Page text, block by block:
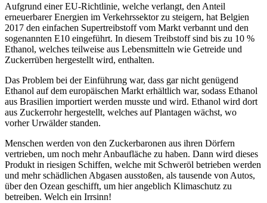
Aufgrund einer EU-Richtlinie, welche verlangt, den Anteil
erneuerbarer Energien im Verkehrssektor zu steigern, hat Belgien
2017 den einfachen Supertreibstoff vom Markt verbannt und den
sogenannten E10 eingeführt. In diesem Treibstoff sind bis zu 10 %
Ethanol, welches teilweise aus Lebensmitteln wie Getreide und
Zuckerrüben hergestellt wird, enthalten.
Das Problem bei der Einführung war, dass gar nicht genügend
Ethanol auf dem europäischen Markt erhältlich war, sodass Ethanol
aus Brasilien importiert werden musste und wird. Ethanol wird dort
aus Zuckerrohr hergestellt, welches auf Plantagen wächst, wo
vorher Urwälder standen.
Menschen werden von den Zuckerbaronen aus ihren Dörfern
vertrieben, um noch mehr Anbaufläche zu haben. Dann wird dieses
Produkt in riesigen Schiffen, welche mit Schweröl betrieben werden
und mehr schädlichen Abgasen ausstoßen, als tausende von Autos,
über den Ozean geschifft, um hier angeblich Klimaschutz zu
betreiben. Welch ein Irrsinn!